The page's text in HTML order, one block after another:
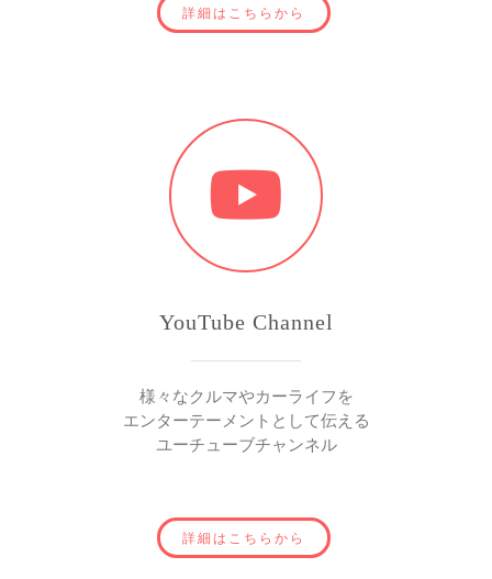
詳細はこちらから
YouTube Channel
様々なクルマやカーライフを
エンターテーメントとして伝える
ユーチューブチャンネル
詳細はこちらから